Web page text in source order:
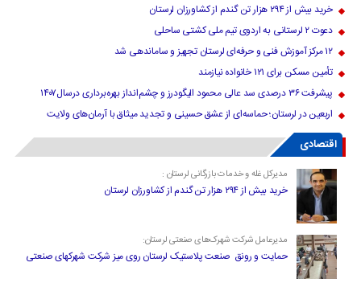
خرید بیش از ۲۹۴ هزار تن گندم از کشاورزان لرستان
دعوت ۲ لرستانی به اردوی تیم ملی کشتی ساحلی
۱۲ مرکز آموزش فنی و حرفه‌ای لرستان تجهیز و ساماندهی شد
تأمین مسکن برای ۱۲۱ خانواده نیازمند
پیشرفت ۳۶ درصدی سد عالی محمود الیگودرز و چشم‌انداز بهره‌برداری درسال۱۴۰۷
اربعین در لرستان؛ حماسه‌ای از عشق حسینی و تجدید میثاق با آرمان‌های ولایت
اقتصادی
مدیرکل غله و خدمات بازرگانی لرستان :
خرید بیش از ۲۹۴ هزار تن گندم از کشاورزان لرستان
مدیرعامل شرکت شهرک‌های صنعتی لرستان:
حمایت و رونق صنعت پلاستیک لرستان روی میز شرکت شهرکهای صنعتی